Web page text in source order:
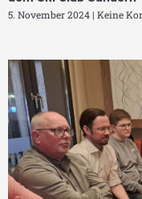
5. November 2024 Keine